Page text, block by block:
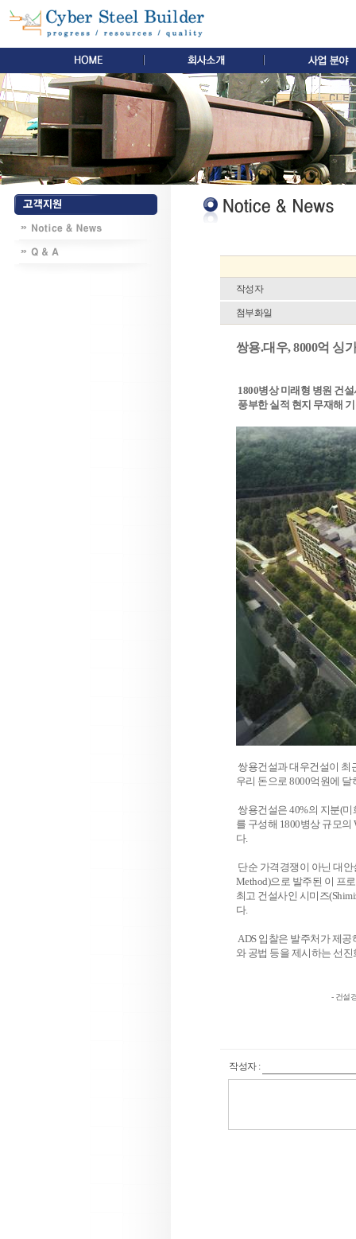
작성자
첨부화일
쌍용.대우, 8000억 싱
1800병상 미래형 병원 건
풍부한 실적 현지 무재해
쌍용건설과 대우건설이 최
우리 돈으로 8000억원에
쌍용건설은 40%의 지분(
를 구성해 1800병상 규모의
다.
단순 가격경쟁이 아닌 대안
Method)으로 발주된 이 프
최고 건설사인 시미즈
다.
ADS 입찰은 발주처가 제
와 공법 등을 제시하는 선
- 건설
작성자 :